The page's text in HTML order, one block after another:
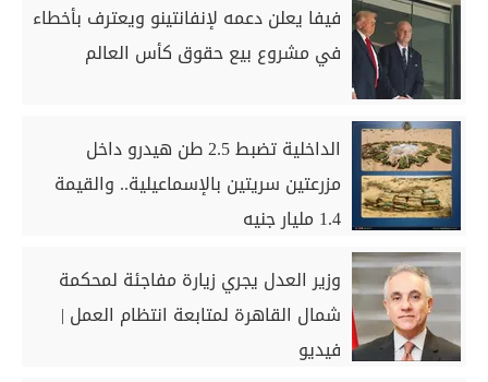
فيفا يعلن دعمه لإنفانتينو ويعترف بأخطاء
في مشروع بيع حقوق كأس العالم
الداخلية تضبط 2.5 طن هيدرو داخل
مزرعتين سريتين بالإسماعيلية.. والقيمة
1.4 مليار جنيه
وزير العدل يجري زيارة مفاجئة لمحكمة
شمال القاهرة لمتابعة انتظام العمل |
فيديو